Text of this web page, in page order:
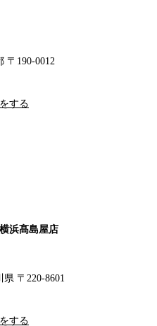
〒190-0012
する
浜髙島屋店
〒220-8601
する